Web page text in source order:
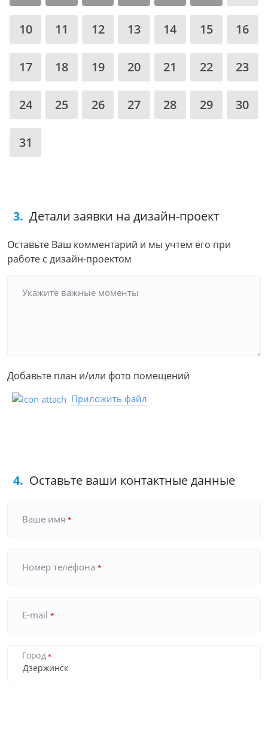
10 11 12 13 14 15 16
17 18 19 20 21 22 23
24 25 26 27 28 29 30
31
3. Детали заявки на дизайн-проект
Оставьте Ваш комментарий и мы учтем его при
работе с дизайн-проектом
Укажите важные моменты
Добавьте план и/или фото помещений
Приложить файл
4. Оставьте ваши контактные данные
Ваше имя *
Номер телефона *
E-mail *
Город*